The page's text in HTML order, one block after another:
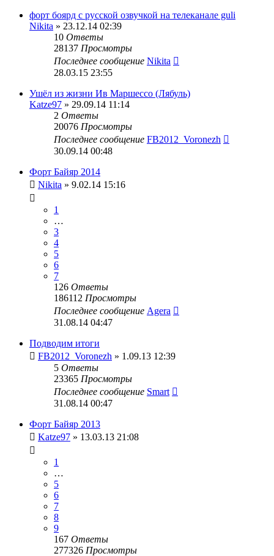
форт боярд с русской озвучкой на телеканале guli
Nikita » 23.12.14 02:39
10 Ответы
28137 Просмотры
Последнее сообщение Nikita
28.03.15 23:55
Ушёл из жизни Ив Маршессо (Лябуль)
Katze97 » 29.09.14 11:14
2 Ответы
20076 Просмотры
Последнее сообщение FB2012_Voronezh
30.09.14 00:48
Форт Байяр 2014
Nikita » 9.02.14 15:16
1
…
3
4
5
6
7
126 Ответы
186112 Просмотры
Последнее сообщение Agera
31.08.14 04:47
Подводим итоги
FB2012_Voronezh » 1.09.13 12:39
5 Ответы
23365 Просмотры
Последнее сообщение Smart
31.08.14 00:47
Форт Байяр 2013
Katze97 » 13.03.13 21:08
1
…
5
6
7
8
9
167 Ответы
277326 Просмотры